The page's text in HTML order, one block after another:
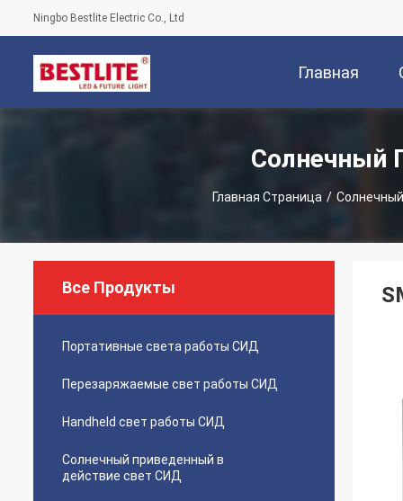
Ningbo Bestlite Electric Co., Ltd
Главная
Солнечный
Главная Страница /
Все Продукты
Портативные света работы СИД
Перезаряжаемые свет работы СИД
Handheld свет работы СИД
Солнечный приведенный в
действие свет СИД